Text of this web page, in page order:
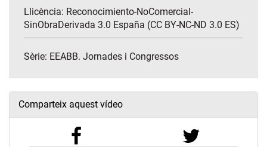
Llicència: Reconocimiento-NoComercial-
SinObraDerivada 3.0 España (CC BY-NC-ND 3.0 ES)
Sèrie: EEABB. Jornades i Congressos
Comparteix aquest vídeo